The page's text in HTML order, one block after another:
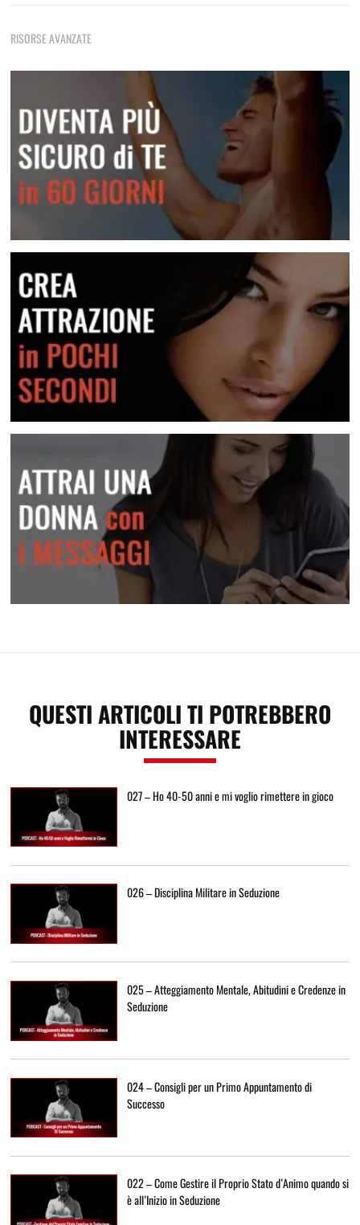
Frasi E Messaggi Per Rimorchiare In Chat
Una raccolta di messaggi per le varie situazioni
Lei Non Risponde Ai Messaggi? Come Risolvere
RISORSE AVANZATE
Diventa più sicuro di te
Crea attrazione in pochi secondi
QUESTI ARTICOLI TI POTREBBERO
INTERESSARE
027 – Ho 40-50 anni e mi voglio rimettere in gioco
026 – Disciplina Militare in Seduzione
025 – Atteggiamento Mentale, Abitudini e Credenze in
Seduzione
024 – Consigli per un Primo Appuntamento di
Successo
022 – Come Gestire il Proprio Stato d’Animo quando si
è all’Inizio in Seduzione